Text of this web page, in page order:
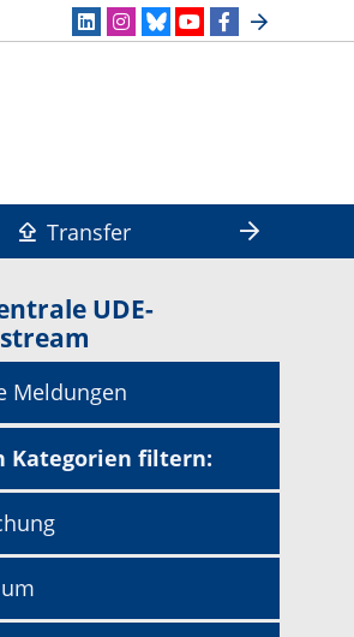
Transfer
UDE-
Meldungen
Kategorien filtern: